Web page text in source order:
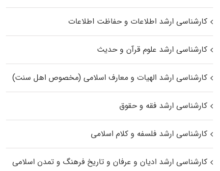
کارشناسی ارشد اطلاعات و حفاظت اطلاعات
کارشناسی ارشد علوم قرآن و حدیث
کارشناسی ارشد الهیات و معارف اسلامی (مخصوص اهل سنت)
کارشناسی ارشد فقه و حقوق
کارشناسی ارشد فلسفه و کلام اسلامی
کارشناسی ارشد ادیان و عرفان و تاریخ فرهنگ و تمدن اسلامی